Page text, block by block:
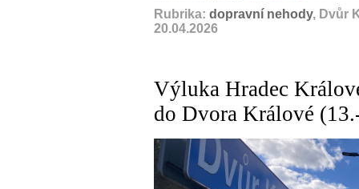
Rubrika: dopravní nehody, Dvůr
20.04.2026
Výluka Hradec
do Dvora Králové